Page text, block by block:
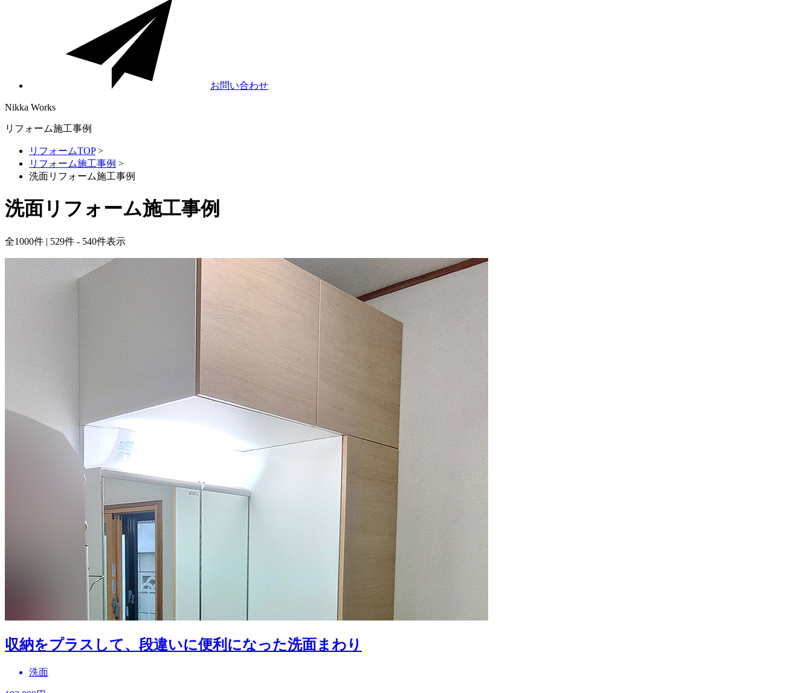
お問い合わせ
Nikka Works
リフォーム施工事例
リフォームTOP>
リフォーム施工事例 >
洗面リフォーム施工事例
洗面リフォーム施工事例
全1000件 | 529件 - 540件表示
収納をプラスして、段違いに便利になった洗面まわり
洗面